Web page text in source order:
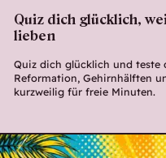
Quiz dich glücklich,
lieben
Quiz dich glücklich und teste
Reformation, Gehirnhälften
kurzweilig für freie Minuten.